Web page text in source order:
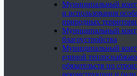
Муниципальный
и использования
природных
Муниципальный
благоустройства
Муниципальный
единой
обязательств по
реконструкции и